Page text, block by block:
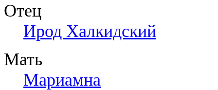
Отец
Ирод Халкидский
Мать
Мариамна